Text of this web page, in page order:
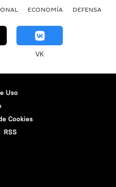
ECONOMÍA DEFENSA
VK
Uso
Cookies
RSS